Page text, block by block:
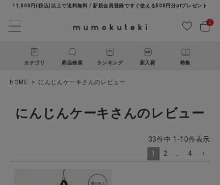
11,000円(税込)以上で送料無料 / 新規会員登録ですぐ使える500円分ptプレゼント
0
カテゴリ 商品検索 ランキング 新入荷 特集
ACCOUNT MENU
ようこそ ゲスト 様
HOME にんじんケーキさんのレビュー
にんじんケーキさんのレビュー
33件中 1 -10件表示
1
2 4